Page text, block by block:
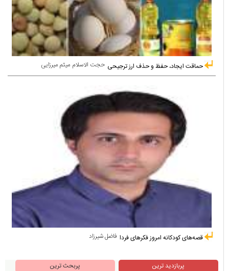
حجت الاسلام میثم میرزایی حماقت ایجاد، حفظ و حذف ارز ترجیحی
فاضل شیرزاد قصه‌های کودکانه امروز فکرهای فردا
پربازدید ترین
پربحث ترین